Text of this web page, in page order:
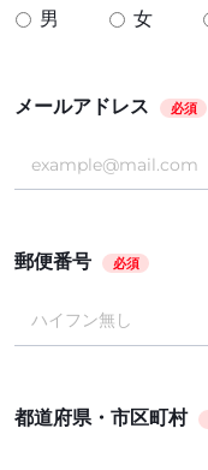
男 女
メールアドレス 必須
郵便番号 必須
都道府県・市区町村